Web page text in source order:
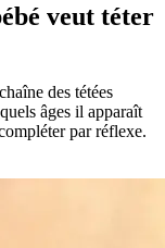
veut téter
des tétées
âges il apparaît
par réflexe.